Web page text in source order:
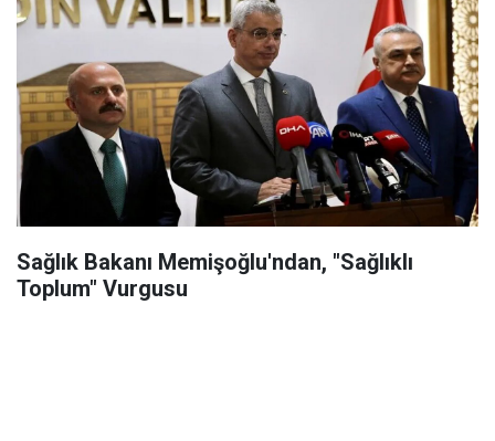
Sağlık Bakanı Memişoğlu'ndan, "Sağlıklı
Toplum" Vurgusu